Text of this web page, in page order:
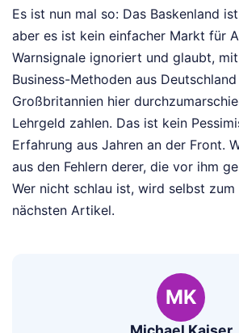
Es ist nun mal so: Das Baskenland
aber es ist kein einfacher Markt für
Warnsignale ignoriert und glaubt,
Business-Methoden aus
Großbritannien hier
Lehrgeld zahlen. Das ist kein
Erfahrung aus Jahren an der Front.
aus den Fehlern derer, die vor ihm
Wer nicht schlau ist, wird selbst
nächsten Artikel.
MK